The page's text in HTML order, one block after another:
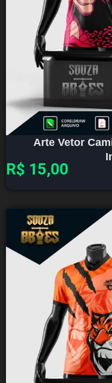
Arte Vetor
R$ 15,00